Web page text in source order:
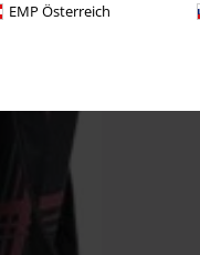
EMP Österreich